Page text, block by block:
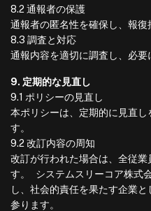
8.2 通報者の保護
通報者の匿名性を確保し、報
8.3 調査と対応
通報内容を適切に調査し、必要
9. 定期的な見直し
9.1 ポリシーの見直し
本ポリシーは、定期的に見直
す。
9.2 改訂内容の周知
改訂が行われた場合は、全従
す。 システムスリーコア株式
し、社会的責任を果たす企業
参ります。